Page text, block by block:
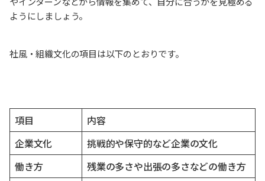
ようにしましょう。
社風・組織文化の項目は以下のとおりです。
項目
内容
企業文化
挑戦的や保守的など企業の文化
働き方
残業の多さや出張の多さなどの働き方